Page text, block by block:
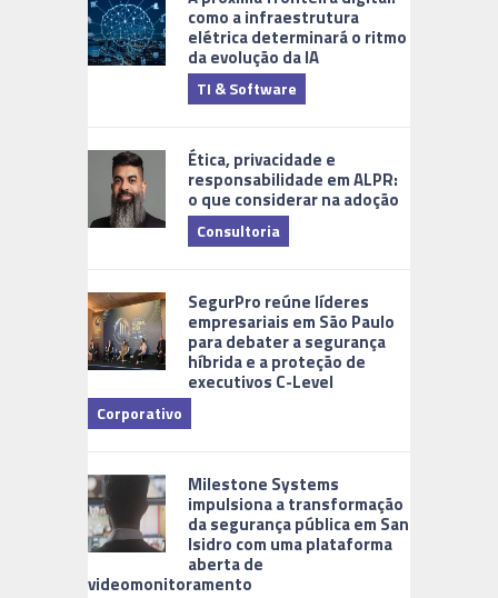
como a infraestrutura
elétrica determinará o ritmo
da evolução da IA
TI & Software
Ética, privacidade e
responsabilidade em ALPR:
o que considerar na adoção
Consultoria
SegurPro reúne líderes
empresariais em São Paulo
para debater a segurança
híbrida e a proteção de
executivos C-Level
Corporativo
Milestone Systems
impulsiona a transformação
da segurança pública em San
Isidro com uma plataforma
aberta de
videomonitoramento